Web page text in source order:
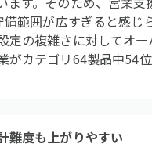
備範囲が広すぎると感
定の複雑さに対してオ
がカテゴリ64製品中54
難度も上がりやすい